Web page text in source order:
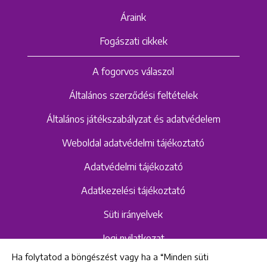
Áraink
Fogászati cikkek
A fogorvos válaszol
Általános szerződési feltételek
Általános játékszabályzat és adatvédelem
Weboldal adatvédelmi tájékoztató
Adatvédelmi tájékozató
Adatkezelési tájékoztató
Süti irányelvek
Jogi nyilatkozat
Ha folytatod a böngészést vagy ha a “Minden süti